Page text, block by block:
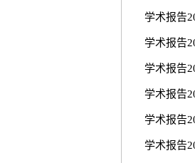
学术报告
学术报告
学术报告
学术报告
学术报告
学术报告